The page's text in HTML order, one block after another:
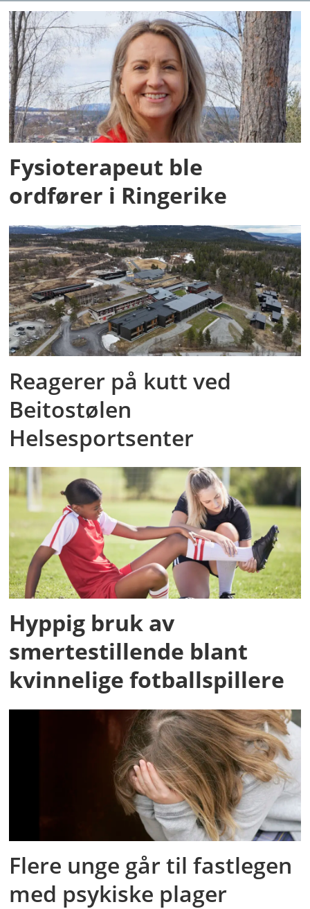
Fysioterapeut ble
ordfører i Ringerike
Reagerer på kutt ved
Beitostølen
Helsesportsenter
Hyppig bruk av
smertestillende blant
kvinnelige fotballspillere
Flere unge går til fastlegen
med psykiske plager